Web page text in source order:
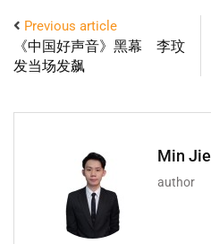
Previous article
《中国好声音》黑幕 李玟
发当场发飙
Min Jie
author